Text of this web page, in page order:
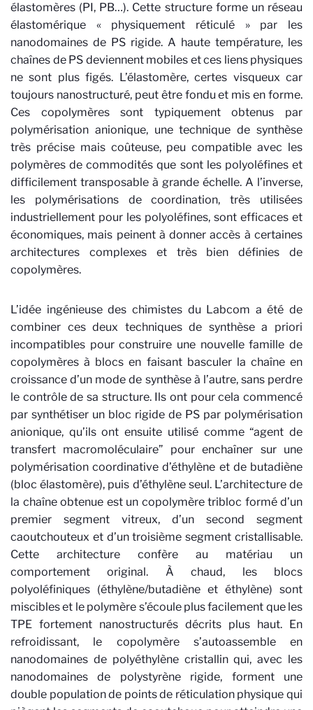
élastomères (PI, PB…). Cette structure forme un réseau
élastomérique « physiquement réticulé » par les
nanodomaines de PS rigide. A haute température, les
chaînes de PS deviennent mobiles et ces liens physiques
ne sont plus figés. L’élastomère, certes visqueux car
toujours nanostructuré, peut être fondu et mis en forme.
Ces copolymères sont typiquement obtenus par
polymérisation anionique, une technique de synthèse
très précise mais coûteuse, peu compatible avec les
polymères de commodités que sont les polyoléfines et
difficilement transposable à grande échelle. A l’inverse,
les polymérisations de coordination, très utilisées
industriellement pour les polyoléfines, sont efficaces et
économiques, mais peinent à donner accès à certaines
architectures complexes et très bien définies de
copolymères.
L’idée ingénieuse des chimistes du Labcom a été de
combiner ces deux techniques de synthèse a priori
incompatibles pour construire une nouvelle famille de
copolymères à blocs en faisant basculer la chaîne en
croissance d’un mode de synthèse à l’autre, sans perdre
le contrôle de sa structure. Ils ont pour cela commencé
par synthétiser un bloc rigide de PS par polymérisation
anionique, qu’ils ont ensuite utilisé comme “agent de
transfert macromoléculaire” pour enchaîner sur une
polymérisation coordinative d’éthylène et de butadiène
(bloc élastomère), puis d’éthylène seul. L’architecture de
la chaîne obtenue est un copolymère tribloc formé d’un
premier segment vitreux, d’un second segment
caoutchouteux et d’un troisième segment cristallisable.
Cette architecture confère au matériau un
comportement original. À chaud, les blocs
polyoléfiniques (éthylène/butadiène et éthylène) sont
miscibles et le polymère s’écoule plus facilement que les
TPE fortement nanostructurés décrits plus haut. En
refroidissant, le copolymère s’autoassemble en
nanodomaines de polyéthylène cristallin qui, avec les
nanodomaines de polystyrène rigide, forment une
double population de points de réticulation physique qui